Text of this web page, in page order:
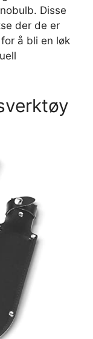
Disse
der de er
å bli en løk